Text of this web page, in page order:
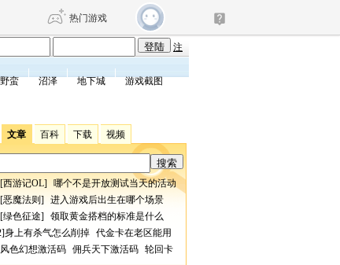
热门游戏
剑网3旗舰版 新天龙八部
诛仙世界 仙剑世界
注
野蛮 沼泽 地下城
游戏截图
文章 百科 下载 视频
西游记OL] 哪个不是开放测试当天的活动
恶魔法则 ] 进入游戏后出生在哪个场景
绿色征途] 领取黄金搭档的标准是什么
]身上有杀气怎么削掉 代金卡在老区能用
风色幻想激活码 佣兵天下激活码 轮回卡